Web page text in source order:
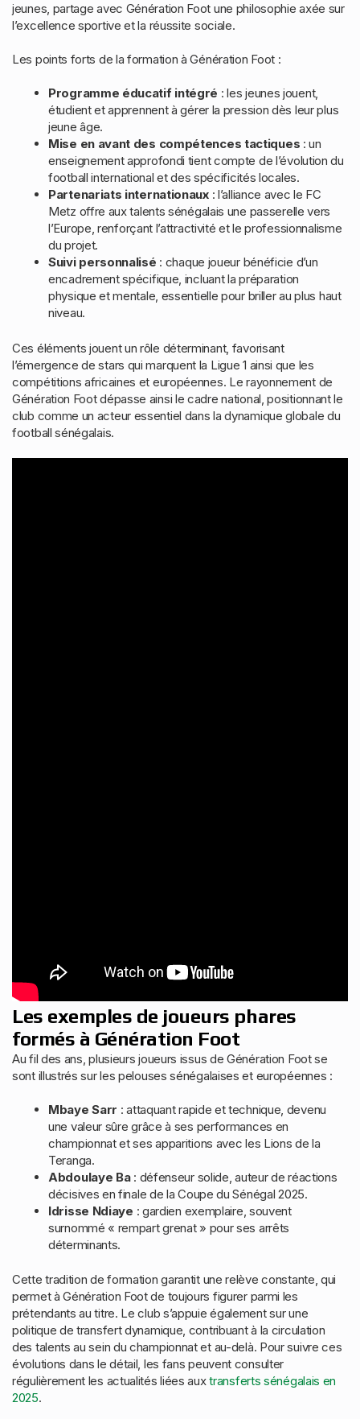
jeunes, partage avec Génération Foot une philosophie axée sur
l’excellence sportive et la réussite sociale.
Les points forts de la formation à Génération Foot :
Programme éducatif intégré : les jeunes jouent,
étudient et apprennent à gérer la pression dès leur plus
jeune âge.
Mise en avant des compétences tactiques : un
enseignement approfondi tient compte de l’évolution du
football international et des spécificités locales.
Partenariats internationaux: l’alliance avec le FC
Metz offre aux talents sénégalais une passerelle vers
l’Europe, renforçant l’attractivité et le professionnalisme
du projet.
Suivi personnalisé : chaque joueur bénéficie d’un
encadrement spécifique, incluant la préparation
physique et mentale, essentielle pour briller au plus haut
niveau.
Ces éléments jouent un rôle déterminant, favorisant
l’émergence de stars qui marquent la Ligue 1 ainsi que les
compétitions africaines et européennes. Le rayonnement de
Génération Foot dépasse ainsi le cadre national, positionnant le
club comme un acteur essentiel dans la dynamique globale du
football sénégalais.
Les exemples de joueurs phares
formés à Génération Foot
Au fil des ans, plusieurs joueurs issus de Génération Foot se
sont illustrés sur les pelouses sénégalaises et européennes :
Mbaye Sarr : attaquant rapide et technique, devenu
une valeur sûre grâce à ses performances en
championnat et ses apparitions avec les Lions de la
Teranga.
Abdoulaye Ba: défenseur solide, auteur de réactions
décisives en finale de la Coupe du Sénégal 2025.
Idrisse Ndiaye : gardien exemplaire, souvent
surnommé « rempart grenat » pour ses arrêts
déterminants.
Cette tradition de formation garantit une relève constante, qui
permet à Génération Foot de toujours figurer parmi les
prétendants au titre. Le club s’appuie également sur une
politique de transfert dynamique, contribuant à la circulation
des talents au sein du championnat et au-delà. Pour suivre ces
évolutions dans le détail, les fans peuvent consulter
régulièrement les actualités liées auxtransferts sénégalais en
2025.